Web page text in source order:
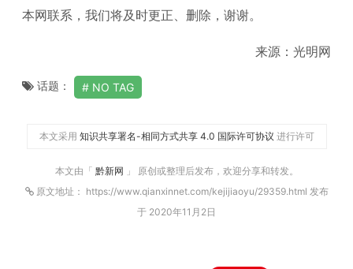
本网联系，我们将及时更正、删除，谢谢。
来源：光明网
话题： NO TAG
本文采用 知识共享署名-相同方式共享 4.0 国际许可协议 进行许可
本文由「 黔新网 」 原创或整理后发布，欢迎分享和转发。
原文地址： https://www.qianxinnet.com/kejijiaoyu/29359.html 发布
于 2020年11月2日